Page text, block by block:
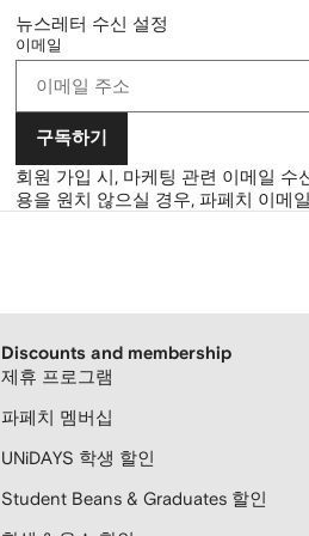
뉴스레터 수신 설정
이메일
구독하기
회원 가입 시, 마케팅 관련 이메일 수
용을 원치 않으실 경우, 파페치 이메
Discounts and membership
제휴 프로그램
파페치 멤버십
UNiDAYS 학생 할인
Student Beans & Graduates 할인